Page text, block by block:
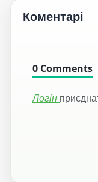
Коментарі
0 Comments
Логін